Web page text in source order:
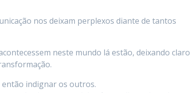
nos deixam perplexos diante de tantos
neste mundo lá estão, deixando claro
indignar os outros.